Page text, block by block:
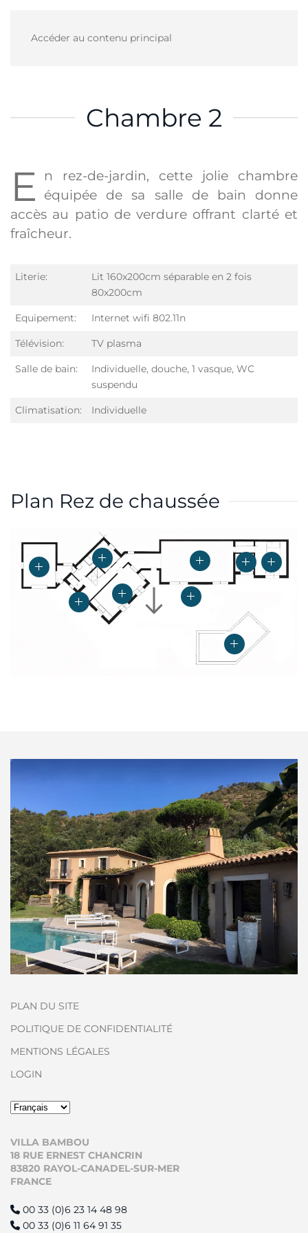
Accéder au contenu principal
Chambre 2
E
n rez-de-jardin, cette jolie chambre
équipée de sa salle de bain donne
accès au patio de verdure offrant clarté et
fraîcheur.
Literie:
Lit 160x200cm séparable en 2 fois
80x200cm
Equipement: Internet wifi 802.11n
Télévision: TV plasma
Salle de bain:
Individuelle, douche, 1 vasque, WC
suspendu
Climatisation: Individuelle
Plan Rez de chaussée
PLAN DU SITE
POLITIQUE DE CONFIDENTIALITÉ
MENTIONS LÉGALES
LOGIN
VILLA BAMBOU
18 RUE ERNEST CHANCRIN
83820 RAYOL-CANADEL-SUR-MER
FRANCE
00 33 (0)6 23 14 48 98
00 33 (0)6 11 64 91 35